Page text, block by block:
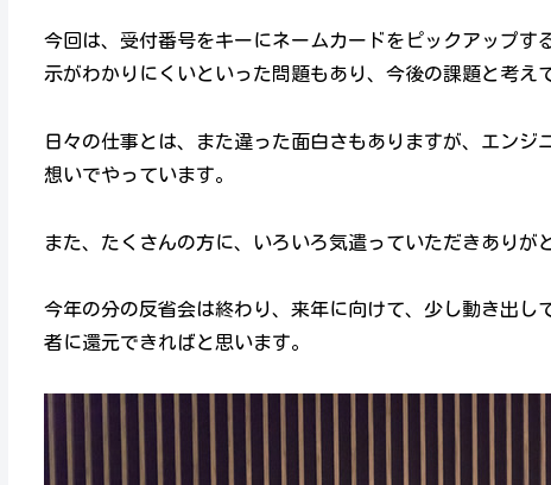
今回は、受付番号をキーにネームカードをピックアップ
示がわかりにくいといった問題もあり、今後の課題と考え
日々の仕事とは、また違った面白さもありますが、エンジ
想いでやっています。
また、たくさんの方に、いろいろ気遣っていただきありが
今年の分の反省会は終わり、来年に向けて、少し動き出
者に還元できればと思います。